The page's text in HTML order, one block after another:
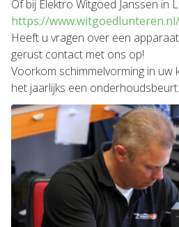
Of bij Elektro Witgoed Janssen in
https://www.witgoedlunteren.nl/
Heeft u vragen over een
gerust contact met ons op!
Voorkom schimmelvorming in
het jaarlijks een onderhoudsbeurt.